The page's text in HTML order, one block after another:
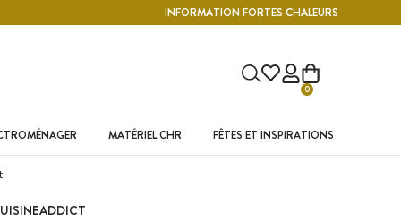
INFORMATION FORTES CHALEURS
0
MATÉRIEL CHR FÊTES ET INSPIRATIONS